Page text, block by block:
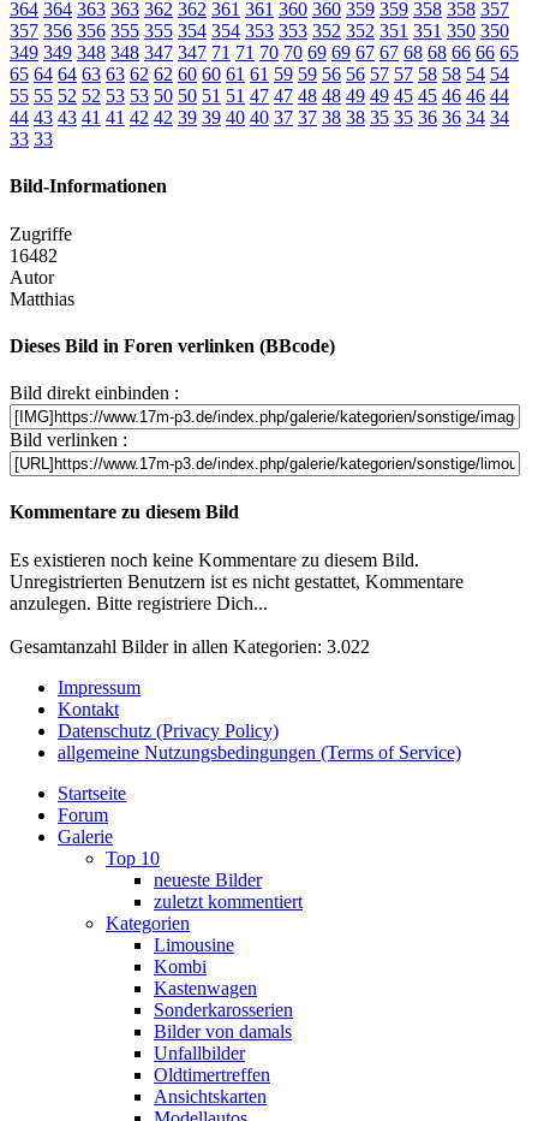
364 364 363 363 362 362 361 361 360 360 359 359 358 358 357
357 356 356 355 355 354 354 353 353 352 352 351 351 350 350
349 349 348 348 347 347 71 71 70 70 69 69 67 67 68 68 66 66 65
65 64 64 63 63 62 62 60 60 61 61 59 59 56 56 57 57 58 58 54 54
55 55 52 52 53 53 50 50 51 51 47 47 48 48 49 49 45 45 46 46 44
44 43 43 41 41 42 42 39 39 40 40 37 37 38 38 35 35 36 36 34 34
33 33
Bild-Informationen
Zugriffe
16482
Autor
Matthias
Dieses Bild in Foren verlinken (BBcode)
Bild direkt einbinden :
Bild verlinken :
Kommentare zu diesem Bild
Es existieren noch keine Kommentare zu diesem Bild.
Unregistrierten Benutzern ist es nicht gestattet, Kommentare
anzulegen. Bitte registriere Dich...
Gesamtanzahl Bilder in allen Kategorien: 3.022
Impressum
Kontakt
Datenschutz (Privacy Policy)
allgemeine Nutzungsbedingungen (Terms of Service)
Startseite
Forum
Galerie
Top 10
neueste Bilder
zuletzt kommentiert
Kategorien
Limousine
Kombi
Kastenwagen
Sonderkarosserien
Bilder von damals
Unfallbilder
Oldtimertreffen
Ansichtskarten